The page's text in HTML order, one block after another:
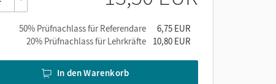
50% Prüfnachlass für Referendare
6,75 EUR
20% Prüfnachlass für Lehrkräfte
10,80 EUR
In den Warenkorb